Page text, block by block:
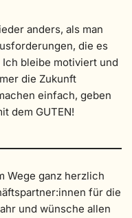
anders, als man
die es
bleibe motiviert und
die Zukunft
einfach, geben
dem GUTEN!
Wege ganz herzlich
für die
und wünsche allen